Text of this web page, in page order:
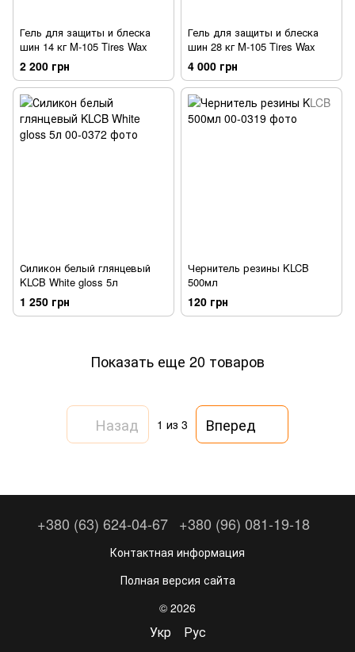
Гель для защиты и блеска
шин 14 кг M-105 Tires Wax
2 200 грн
Гель для защиты и блеска
шин 28 кг M-105 Tires Wax
4 000 грн
Силикон белый глянцевый
KLCB White gloss 5л
1 250 грн
Чернитель резины KLCB
500мл
120 грн
Показать еще 20 товаров
Назад 1 из 3 Вперед
+380 (63) 624-04-67 +380 (96) 081-19-18
Контактная информация
Полная версия сайта
© 2026
Укр Рус